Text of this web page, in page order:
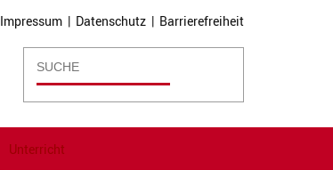
Impressum | Datenschutz | Barrierefreiheit
Unterricht